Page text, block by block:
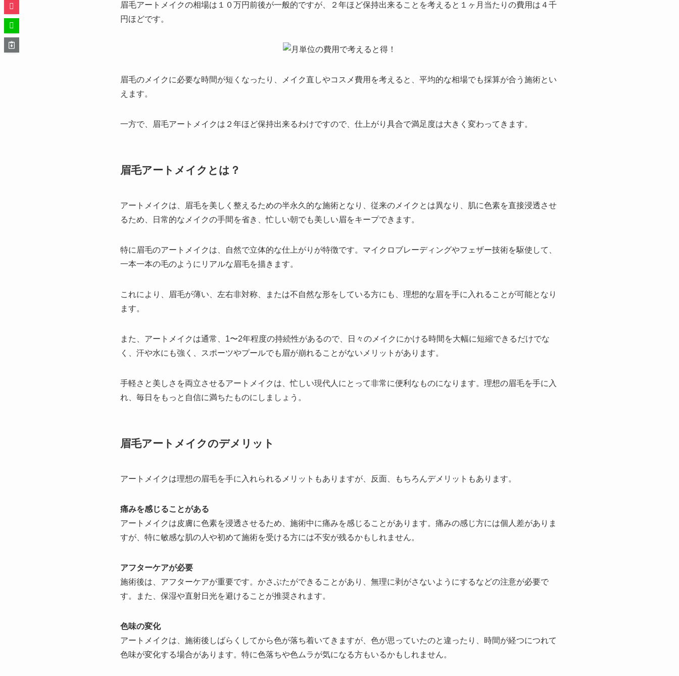
眉毛アートメイクの相場は１０万円前後が一般的ですが、２年ほど保持出来ることを考えると１ヶ月当たりの費用は４千
円ほどです。
眉毛のメイクに必要な時間が短くなったり、メイク直しやコスメ費用を考えると、平均的な相場でも採算が合う施術とい
えます。
一方で、眉毛アートメイクは２年ほど保持出来るわけですので、仕上がり具合で満足度は大きく変わってきます。
眉毛アートメイクとは？
アートメイクは、眉毛を美しく整えるための半永久的な施術となり、従来のメイクとは異なり、肌に色素を直接浸透させ
るため、日常的なメイクの手間を省き、忙しい朝でも美しい眉をキープできます。
特に眉毛のアートメイクは、自然で立体的な仕上がりが特徴です。マイクロブレーディングやフェザー技術を駆使して、
一本一本の毛のようにリアルな眉毛を描きます。
これにより、眉毛が薄い、左右非対称、または不自然な形をしている方にも、理想的な眉を手に入れることが可能となり
ます。
また、アートメイクは通常、1〜2年程度の持続性があるので、日々のメイクにかける時間を大幅に短縮できるだけでな
く、汗や水にも強く、スポーツやプールでも眉が崩れることがないメリットがあります。
手軽さと美しさを両立させるアートメイクは、忙しい現代人にとって非常に便利なものになります。理想の眉毛を手に入
れ、毎日をもっと自信に満ちたものにしましょう。
眉毛アートメイクのデメリット
アートメイクは理想の眉毛を手に入れられるメリットもありますが、反面、もちろんデメリットもあります。
痛みを感じることがある
アートメイクは皮膚に色素を浸透させるため、施術中に痛みを感じることがあります。痛みの感じ方には個人差がありま
すが、特に敏感な肌の人や初めて施術を受ける方には不安が残るかもしれません。
アフターケアが必要
施術後は、アフターケアが重要です。かさぶたができることがあり、無理に剥がさないようにするなどの注意が必要で
す。また、保湿や直射日光を避けることが推奨されます。
色味の変化
アートメイクは、施術後しばらくしてから色が落ち着いてきますが、色が思っていたのと違ったり、時間が経つにつれて
色味が変化する場合があります。特に色落ちや色ムラが気になる方もいるかもしれません。